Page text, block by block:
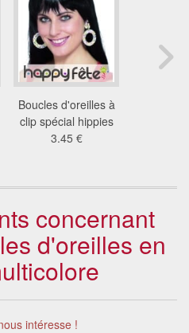
Boucles d'oreilles à
clip spécial hippies
3.45 €
concernant
d'oreilles en
intéresse !